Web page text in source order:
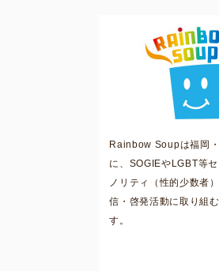
Rainbow Soupは福岡
に、SOGIEやLGBT等
ノリティ（性的少数者
信・啓発活動に取り組
す。